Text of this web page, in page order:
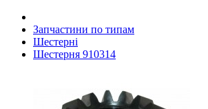
Запчастини по типам
Шестерні
Шестерня 910314